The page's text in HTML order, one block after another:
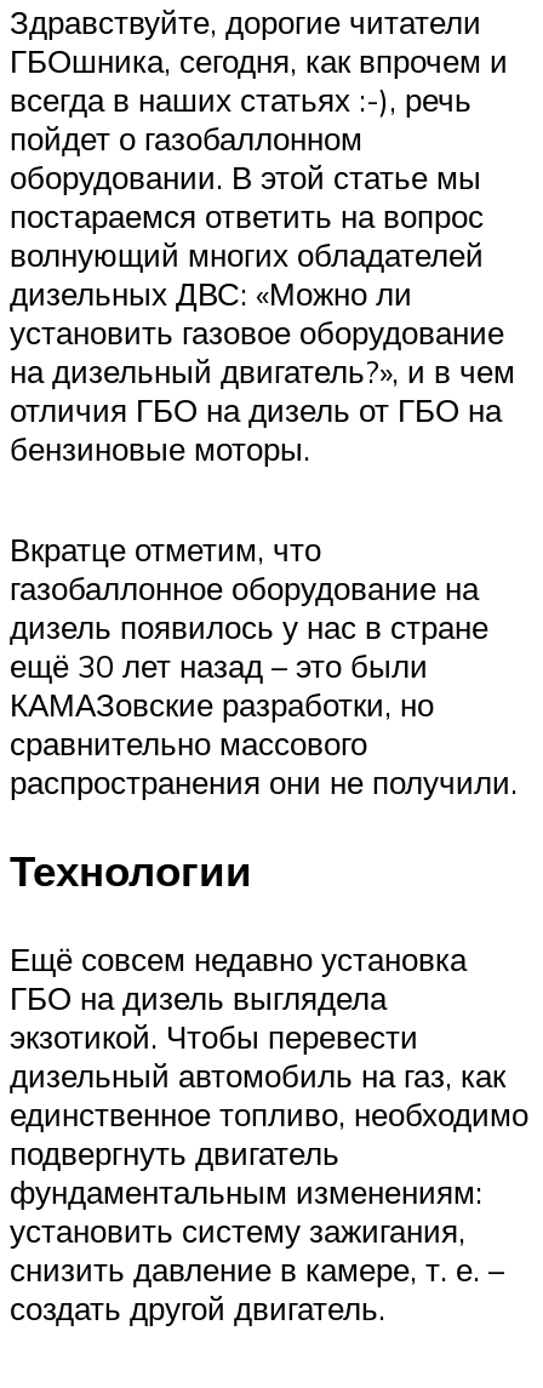
Здравствуйте, дорогие читатели
ГБОшника, сегодня, как впрочем и
всегда в наших статьях :-), речь
пойдет о газобаллонном
оборудовании. В этой статье мы
постараемся ответить на вопрос
волнующий многих обладателей
дизельных ДВС: «Можно ли
установить газовое оборудование
на дизельный двигатель?», и в чем
отличия ГБО на дизель от ГБО на
бензиновые моторы.
Вкратце отметим, что
газобаллонное оборудование на
дизель появилось у нас в стране
ещё 30 лет назад – это были
КАМАЗовские разработки, но
сравнительно массового
распространения они не получили.
Технологии
Ещё совсем недавно установка
ГБО на дизель выглядела
экзотикой. Чтобы перевести
дизельный автомобиль на газ, как
единственное топливо, необходимо
подвергнуть двигатель
фундаментальным изменениям:
установить систему зажигания,
снизить давление в камере, т. е. –
создать другой двигатель.